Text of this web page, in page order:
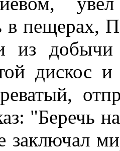
в пещерах,
из
дискос
"Беречь
заключал